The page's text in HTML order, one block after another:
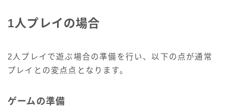
1人プレイの場合
2人プレイで遊ぶ場合の準備を行い、以下の点が通常
プレイとの変点点となります。
ゲームの準備